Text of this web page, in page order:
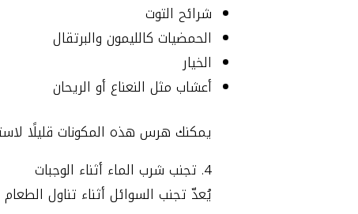
شرائح التوت
الحمضيات كالليمون والبرتقال
الخيار
أعشاب مثل النعناع أو الريحان
يمكنك هرس هذه المكونات قليلًا
4. تجنب شرب الماء أثناء الوجبات
يُعدّ تجنب السوائل أثناء تناول